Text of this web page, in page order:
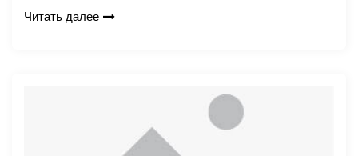
Читать далее